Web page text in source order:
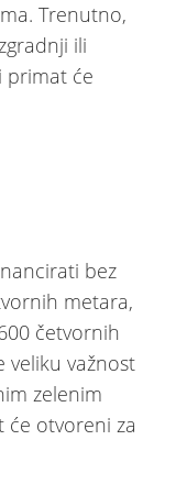
Trenutno,
ili
primat će
bez
metara,
četvornih
veliku važnost
zelenim
će otvoreni za